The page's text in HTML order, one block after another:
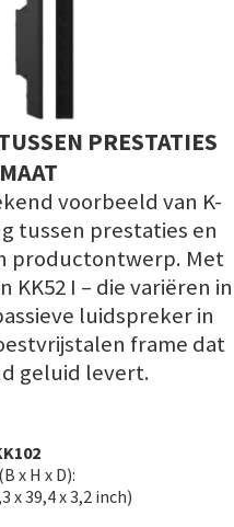
PRESTATIES
voorbeeld van K-
tussen prestaties en
productontwerp. Met
KK52 I – die variëren in
luidspreker in
frame dat
geluid levert.
x H x D):
x 39,4 x 3,2 inch)